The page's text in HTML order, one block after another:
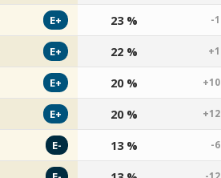
E+ 23 % -
E+ 22 %
E+ 20 %
E+ 20 %
E- 13 % -